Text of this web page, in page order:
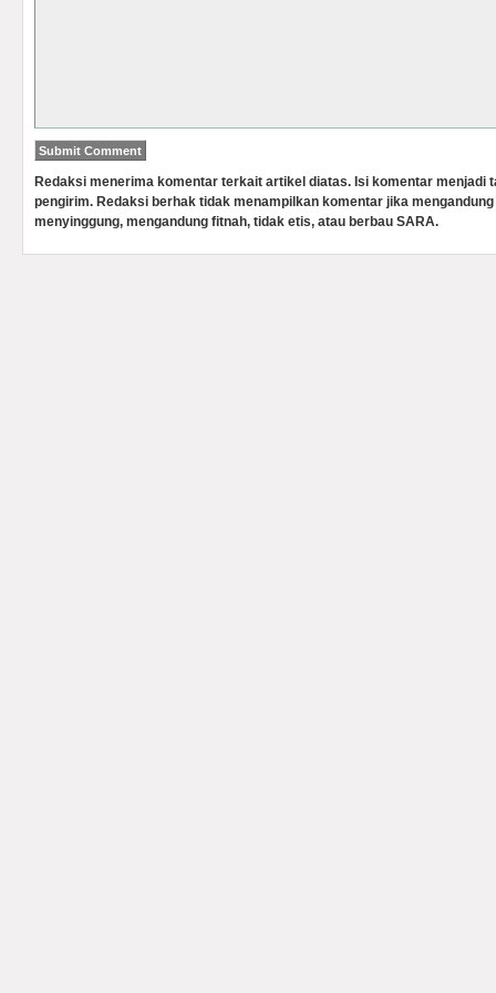
Redaksi menerima komentar terkait artikel diatas. Isi komentar menjadi
pengirim. Redaksi berhak tidak menampilkan komentar jika
menyinggung, mengandung fitnah, tidak etis, atau berbau SARA.